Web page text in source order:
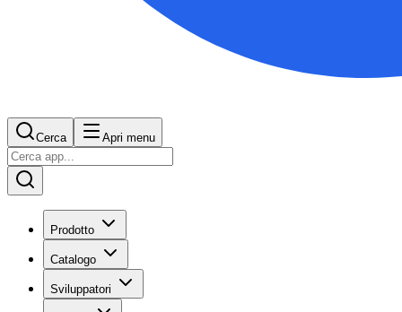
Cerca Apri menu
Prodotto
Catalogo
Sviluppatori